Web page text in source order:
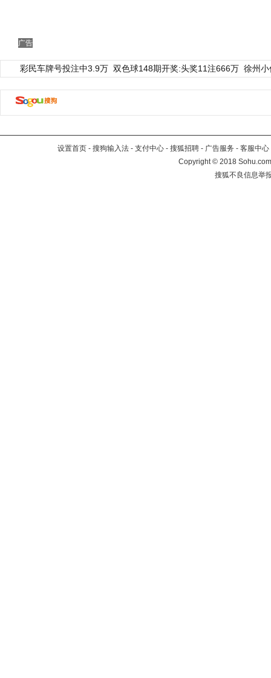
广告
彩民车牌号投注中3.9万 双色球148期开奖:头奖11注666万 徐州
设置首页 - 搜狗输入法 - 支付中心 - 搜狐招聘 - 广告服务 - 客服中心
Copyright©2018
搜狐不良信息举